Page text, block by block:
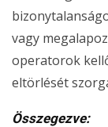
vagy
operatorok
eltörlését
Összegezve: